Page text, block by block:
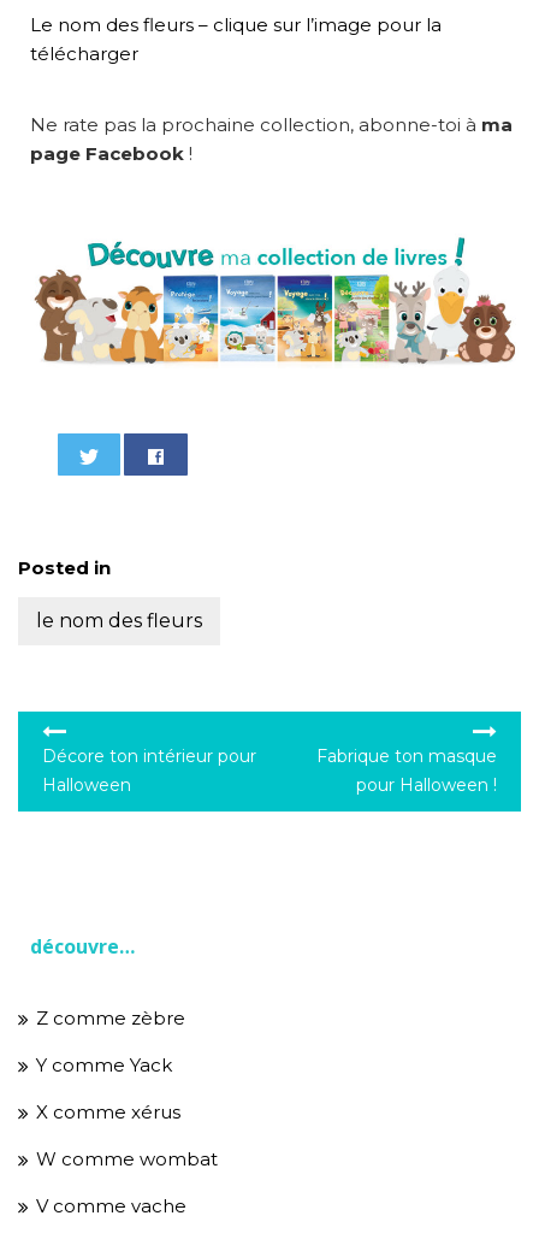
Le nom des fleurs – clique sur l’image pour la
télécharger
Ne rate pas la prochaine collection, abonne-toi à ma
page Facebook !
Posted in
le nom des fleurs
Navigation
de
Décore ton intérieur pour
Halloween
Fabrique ton masque
pour Halloween !
découvre…
Z comme zèbre
Y comme Yack
X comme xérus
W comme wombat
V comme vache